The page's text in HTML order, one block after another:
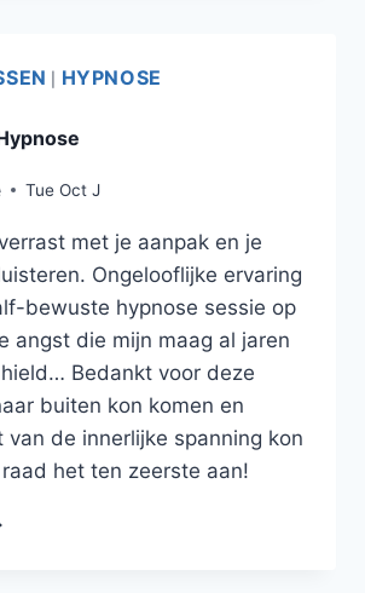
HYPNOSE
Tue Oct J
met je aanpak en je
Ongelooflijke ervaring
bewuste hypnose sessie op
angst die mijn maag al jaren
Bedankt voor deze
buiten kon komen en
van de innerlijke spanning kon
het ten zeerste aan!